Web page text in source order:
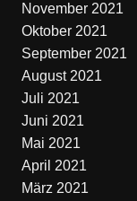
November 2021
Oktober 2021
September 2021
August 2021
Juli 2021
Juni 2021
Mai 2021
April 2021
März 2021